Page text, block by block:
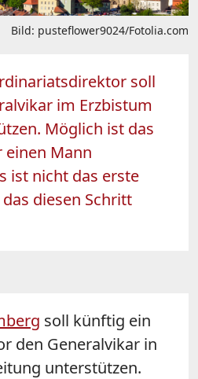
Bild: pusteflower9024/Fotolia.com
soll
im Erzbistum
Möglich ist das
einen Mann
ist nicht das erste
diesen Schritt
soll künftig ein
den Generalvikar in
unterstützen.